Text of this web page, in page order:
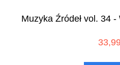
Muzyka Źródeł vol. 34